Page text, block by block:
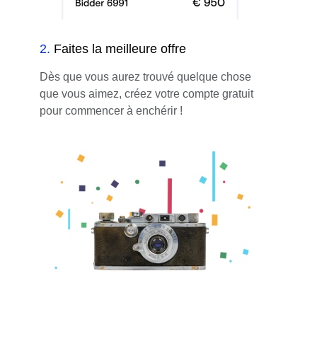
2. Faites la meilleure offre
Dès que vous aurez trouvé quelque chose
que vous aimez, créez votre compte gratuit
pour commencer à enchérir !